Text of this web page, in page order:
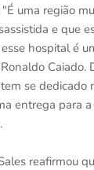
uma região
e que
hospital é
Caiado.
se dedicado
entrega para
reafirmou